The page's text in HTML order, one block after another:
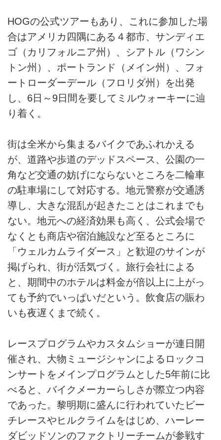
HOGの公式ツアーもあり、これに参加した場
合はアメリカ四隅にある４都市、サンディエ
ゴ（カリフォルニア州）、シアトル（ワシン
トン州）、ポートランド（メイン州）、フォ
ートローダーデール（フロリダ州）を出発
し、6日～9日間を要してミルウォーキーに辿
り着く。
街は全米から集まるバイクであふれかえる
が、道路や歩道のデッドスペース、公園の一
角など交通の妨げにならないところを二輪車
の駐車場にして対応する。地元警察が交通誘
導し、大きな混乱が起きたことはこれまでも
ない。地元への経済効果も高く、公式会場で
なくとも商店や宿泊施設など至るところに
「ウェルカムライダース」と歓迎のサインが
掲げられ、街が活気づく。旅行会社による
と、期間中のホテルは料金が倍以上に上がっ
ても予約でいっぱいだという。飲食店の賑わ
いも夜遅くまで続く。
レースプログラムやカスタムショーが連日開
催され、大物ミュージシャンによるロックコ
ンサートをメインプログラムとした5年前に比
べると、バイクメーカーらしさが際立つ内容
であった。黎明期に盛んに行われていたビー
チレースやヒルクライムをはじめ、ハーレー
ダビッドソンのファクトリーチームが参戦す